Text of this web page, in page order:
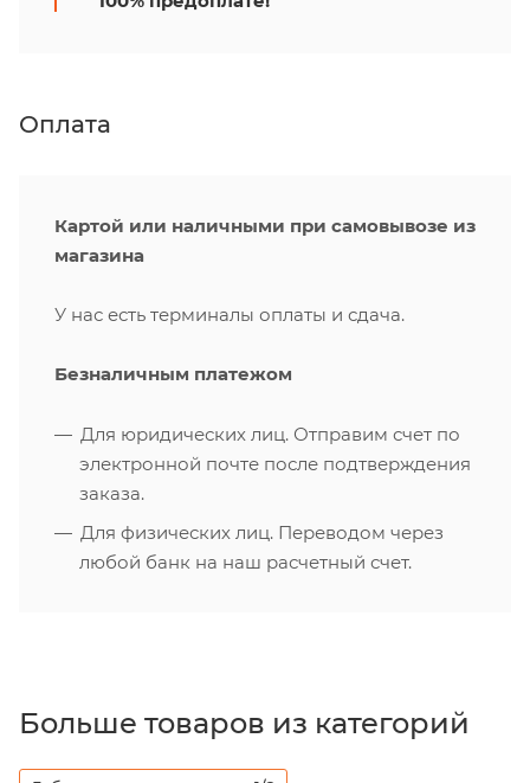
Оплата
Картой или наличными при самовывозе из
магазина
У нас есть терминалы оплаты и сдача.
Безналичным платежом
Для юридических лиц. Отправим счет по
электронной почте после подтверждения
заказа.
Для физических лиц. Переводом через
любой банк на наш расчетный счет.
Больше товаров из категорий